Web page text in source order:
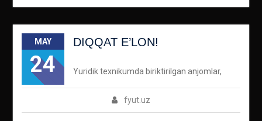
MAY
24
DIQQAT E’LON!
fyut.uz
Yuridik texnikumda biriktirilgan anjomlar,